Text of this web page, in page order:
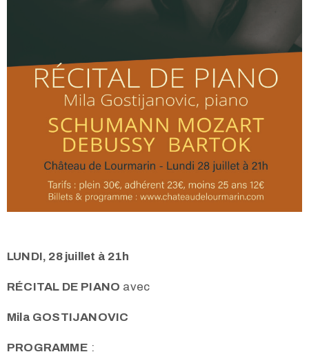
LUNDI, 28 juillet à 21h
RÉCITAL DE PIANO avec
Mila GOSTIJANOVIC
PROGRAMME :